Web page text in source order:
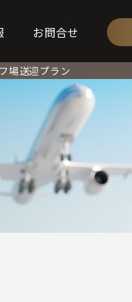
お問合せ
場送迎プラン